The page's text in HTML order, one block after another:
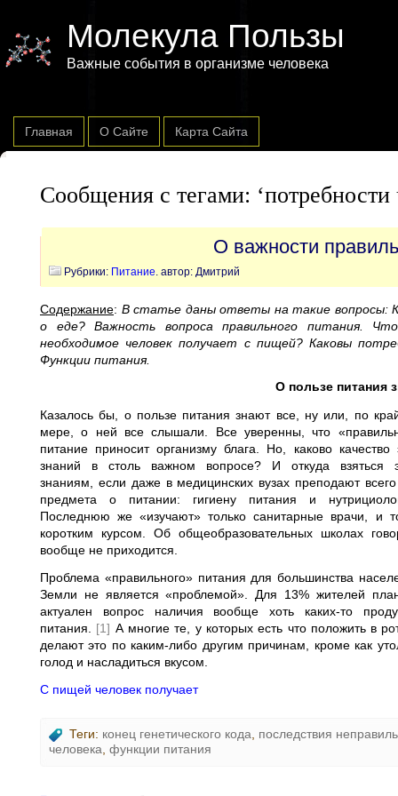
Молекула Пользы
Важные события в организме человека
Главная О Сайте Карта Сайта
Сообщения с тегами: ‘потребности
О важности
Рубрики: Питание. автор: Дмитрий
Содержание: В статье даны ответы на такие вопросы:
о еде? Важность вопроса правильного питания.
необходимое человек получает с пищей? Каковы
Функции питания.
О пользе питания
Казалось бы, о пользе питания знают все, ну или, по
мере, о ней все слышали. Все уверенны, что
питание приносит организму блага. Но, каково качество
знаний в столь важном вопросе? И откуда взяться
знаниям, если даже в медицинских вузах преподают
предмета о питании: гигиену питания и
Последнюю же «изучают» только санитарные врачи, и
коротким курсом. Об общеобразовательных школах
вообще не приходится.
Проблема «правильного» питания для большинства
Земли не является «проблемой». Для 13% жителей
актуален вопрос наличия вообще хоть каких-то
питания. [1] А многие те, у которых есть что положить в
делают это по каким-либо другим причинам, кроме как
голод и насладиться вкусом.
С пищей человек получает
Теги: конец генетического кода
последствия
человека функции питания